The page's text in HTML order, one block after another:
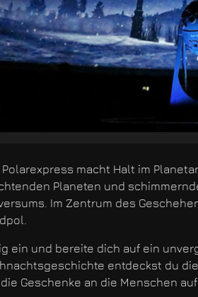
Polarexpress macht Halt im
Planeten und
Im Zentrum des
ein und bereite dich auf ein
entdeckst du
Geschenke an die Menschen